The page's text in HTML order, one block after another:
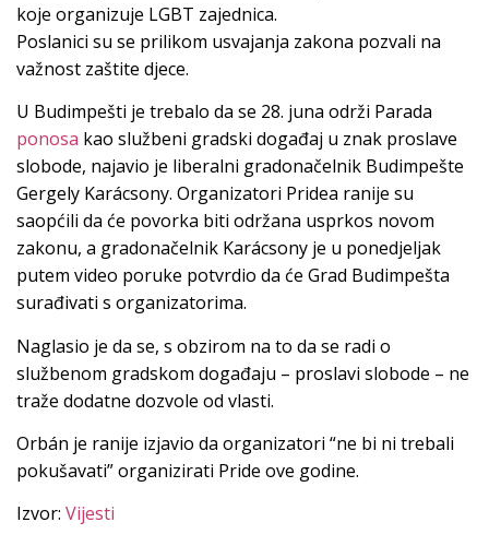
koje organizuje LGBT zajednica.
Poslanici su se prilikom usvajanja zakona pozvali na
važnost zaštite djece.
U Budimpešti je trebalo da se 28. juna održi Parada
ponosa kao službeni gradski događaj u znak proslave
slobode, najavio je liberalni gradonačelnik Budimpešte
Gergely Karácsony. Organizatori Pridea ranije su
saopćili da će povorka biti održana usprkos novom
zakonu, a gradonačelnik Karácsony je u ponedjeljak
putem video poruke potvrdio da će Grad Budimpešta
surađivati s organizatorima.
Naglasio je da se, s obzirom na to da se radi o
službenom gradskom događaju – proslavi slobode – ne
traže dodatne dozvole od vlasti.
Orbán je ranije izjavio da organizatori “ne bi ni trebali
pokušavati” organizirati Pride ove godine.
Izvor: Vijesti